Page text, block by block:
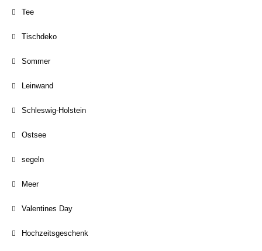
Tee
Tischdeko
Sommer
Leinwand
Schleswig-Holstein
Ostsee
segeln
Meer
Valentines Day
Hochzeitsgeschenk